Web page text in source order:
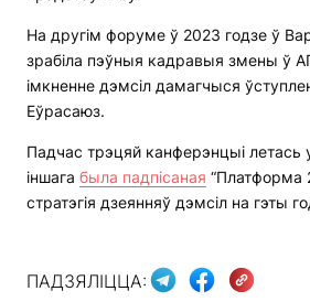
На другім форуме ў 2023 годзе ў
зрабіла пэўныя кадравыя змены ў
імкненне дэмсіл дамагчыся
Еўрасаюз.
Падчас трэцяй канферэнцыі летась
іншага была падпісаная “Платформа
стратэгія дзеянняў дэмсіл на гэты
ПАДЗЯЛІЦЦА: